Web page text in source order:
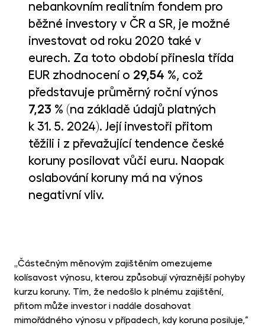
nebankovním realitním fondem pro
běžné investory v ČR a SR, je možné
investovat od roku 2020 také v
eurech. Za toto období přinesla třída
EUR zhodnocení o 29,54 %, což
představuje průměrný roční výnos
7,23 % (na základě údajů platných
k 31. 5. 2024). Její investoři přitom
těžili i z převažující tendence české
koruny posilovat vůči euru. Naopak
oslabování koruny má na výnos
negativní vliv.
„Částečným měnovým zajištěním omezujeme
kolísavost výnosu, kterou způsobují výraznější pohyby
kurzu koruny. Tím, že nedošlo k plnému zajištění,
přitom může investor i nadále dosahovat
mimořádného výnosu v případech, kdy koruna posiluje,“